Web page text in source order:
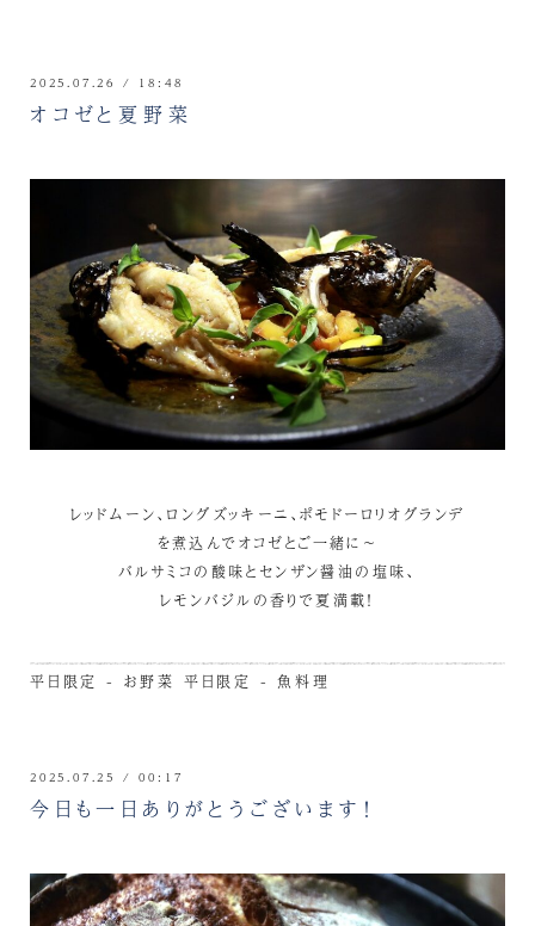
2025.07.26 / 18:48
オコゼと夏野菜
レッドムーン、ロングズッキーニ、ポモドーロリオグランデ
を煮込んでオコゼとご一緒に～
バルサミコの酸味とセンザン醤油の塩味、
レモンバジルの香りで夏満載！
平日限定 - お野菜 平日限定 - 魚料理
2025.07.25 / 00:17
今日も一日ありがとうございます！